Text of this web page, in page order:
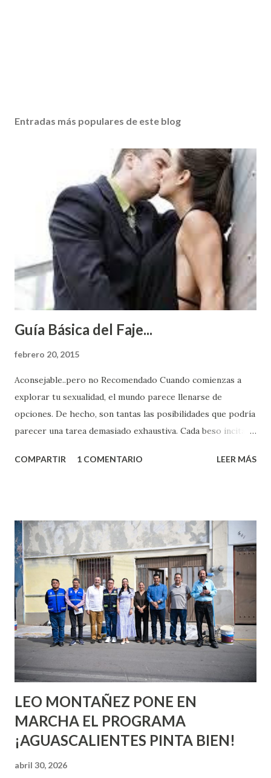
Entradas más populares de este blog
Guía Básica del Faje...
febrero 20, 2015
Aconsejable..pero no Recomendado Cuando comienzas a
explorar tu sexualidad, el mundo parece llenarse de
opciones. De hecho, son tantas las posibilidades que podría
parecer una tarea demasiado exhaustiva. Cada beso incita
partes de ti que jamás hubieras imaginado. El problema es
conoces ni la mitad de lo que deberías saber. Pero incluso
quienes ya han tenido relaciones sexuales no son expertos
o expertas en el tema. Siempre hay algo nuevo que
aprender y nuevas experiencias que conocer. Si eres una
chica y aún no has tenido relaciones sexuales, tal vez
pienses que el sexo será increíble y no puedas esperar para
experimentarlo, pero como cualquier persona con
experiencia te dirá, siempre es mejor cuando ambas partes
son suficientemen...
COMPARTIR 1 COMENTARIO LEER MÁS
LEO MONTAÑEZ PONE EN
MARCHA EL PROGRAMA
¡AGUASCALIENTES PINTA BIEN!
abril 30, 2026